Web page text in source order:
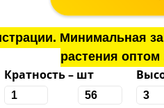
Минимальная
растения оптом
Кратность – шт